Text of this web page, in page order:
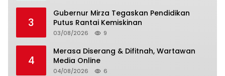
3
Gubernur Mirza Tegaskan Pendidikan
Putus Rantai Kemiskinan
03/08/2026 9
4
Merasa Diserang & Difitnah, Wartawan
Media Online
04/08/2026 6